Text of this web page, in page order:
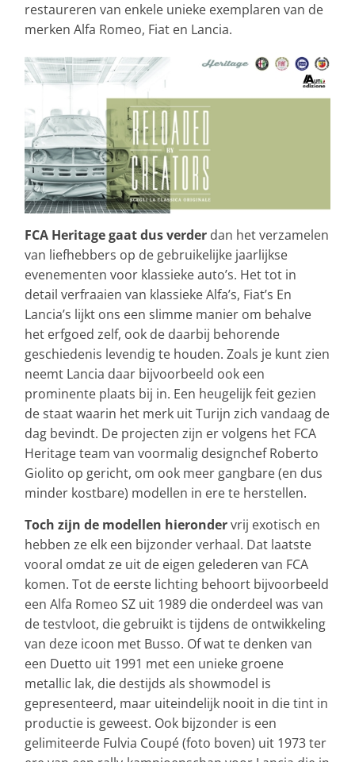
restaureren van enkele unieke exemplaren van de
merken Alfa Romeo, Fiat en Lancia.
FCA Heritage gaat dus verder dan het verzamelen
van liefhebbers op de gebruikelijke jaarlijkse
evenementen voor klassieke auto’s. Het tot in
detail verfraaien van klassieke Alfa’s, Fiat’s En
Lancia’s lijkt ons een slimme manier om behalve
het erfgoed zelf, ook de daarbij behorende
geschiedenis levendig te houden. Zoals je kunt zien
neemt Lancia daar bijvoorbeeld ook een
prominente plaats bij in. Een heugelijk feit gezien
de staat waarin het merk uit Turijn zich vandaag de
dag bevindt. De projecten zijn er volgens het FCA
Heritage team van voormalig designchef Roberto
Giolito op gericht, om ook meer gangbare (en dus
minder kostbare) modellen in ere te herstellen.
Toch zijn de modellen hierondervrij exotisch en
hebben ze elk een bijzonder verhaal. Dat laatste
vooral omdat ze uit de eigen gelederen van FCA
komen. Tot de eerste lichting behoort bijvoorbeeld
een Alfa Romeo SZ uit 1989 die onderdeel was van
de testvloot, die gebruikt is tijdens de ontwikkeling
van deze icoon met Busso. Of wat te denken van
een Duetto uit 1991 met een unieke groene
metallic lak, die destijds als showmodel is
gepresenteerd, maar uiteindelijk nooit in die tint in
productie is geweest. Ook bijzonder is een
gelimiteerde Fulvia Coupé (foto boven) uit 1973 ter